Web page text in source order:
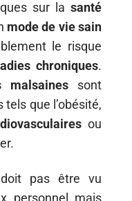
sur la santé
mode de vie sain
le risque
chroniques.
malsainessont
que l’obésité,
ou
pas être vu
personnel mais